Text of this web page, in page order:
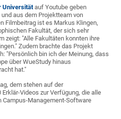
Universitätauf Youtube geben
aus dem Projektteam von
Filmbeitrag ist es Markus Klingen,
Fakultät, der sich sehr
zeigt: "Alle Fakultäten konnten ihre
Zudem brachte das Projekt
"Persönlich bin ich der Meinung, dass
über WueStudy hinaus
hat."
dem stehen auf der
Erklär-Videos zur Verfügung, die alle
Campus-Management-Software